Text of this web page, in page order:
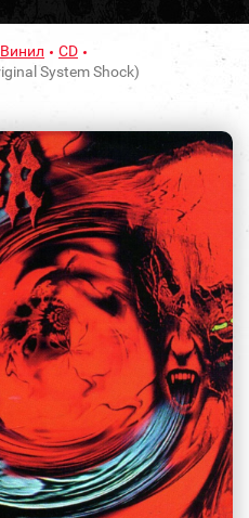
CD
System Shock)